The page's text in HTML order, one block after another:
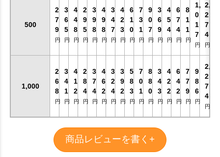
500
2
7
9
円
3
6
5
円
4
4
8
円
2
9
5
円
3
9
8
円
4
9
8
円
3
4
7
円
4
2
3
円
6
1
0
円
7
3
1
円
9
0
7
円
3
6
9
円
4
5
4
円
6
7
4
円
8
1
1
円
1,
0
1
7
円
2,
2
7
4
円
1,000
2
6
8
円
3
4
1
円
4
1
2
円
2
8
4
円
3
7
4
円
4
6
2
円
3
2
4
円
3
9
2
円
5
8
3
円
7
0
1
円
8
8
0
円
3
4
3
円
4
2
2
円
6
4
2
円
7
7
9
円
9
8
6
円
2,
2
7
4
円
商品レビューを書く+